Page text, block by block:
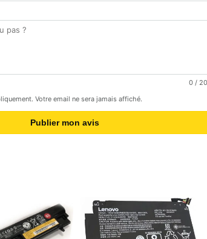
0 /
Votre email ne sera jamais affiché.
Publier mon avis